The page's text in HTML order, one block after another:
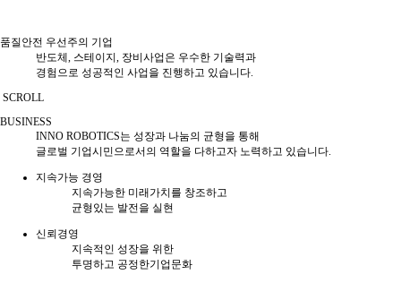
품질안전 우선주의 기업
반도체, 스테이지, 장비사업은 우수한 기술력과
경험으로 성공적인 사업을 진행하고 있습니다.
SCROLL
BUSINESS
INNO ROBOTICS는 성장과 나눔의 균형을 통해
글로벌 기업시민으로서의 역할을 다하고자 노력하고 있습니다.
지속가능 경영
지속가능한 미래가치를 창조하고
균형있는 발전을 실현
신뢰경영
지속적인 성장을 위한
투명하고 공정한기업문화